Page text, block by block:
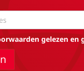
gelezen en